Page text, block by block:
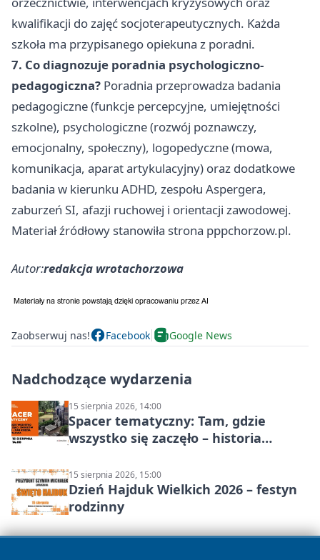
kwalifikacji do zajęć socjoterapeutycznych. Każda
szkoła ma przypisanego opiekuna z poradni.
7. Co diagnozuje poradnia psychologiczno-
pedagogiczna? Poradnia przeprowadza badania
pedagogiczne (funkcje percepcyjne, umiejętności
szkolne), psychologiczne (rozwój poznawczy,
emocjonalny, społeczny), logopedyczne (mowa,
komunikacja, aparat artykulacyjny) oraz dodatkowe
badania w kierunku ADHD, zespołu Aspergera,
zaburzeń SI, afazji ruchowej i orientacji zawodowej.
Materiał źródłowy stanowiła strona pppchorzow.pl.
Autor:redakcja wrotachorzowa
Zaobserwuj nas! Facebook Google News
Nadchodzące wydarzenia
15 sierpnia 2026, 14:00
Spacer tematyczny: Tam, gdzie
wszystko się zaczęło – historia
15 sierpnia 2026, 15:00
Dzień Hajduk Wielkich 2026 – festyn
rodzinny